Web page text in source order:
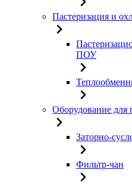
Пастеризация и
ПОУ
Оборудование для
Заторно-
Фильтр-чан